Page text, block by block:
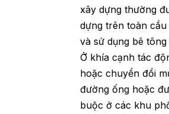
xây dựng thường
dựng trên toàn
và sử dụng bê
Ở khía cạnh tác
hoặc chuyển đổi
đường ống hoặc
buộc ở các khu